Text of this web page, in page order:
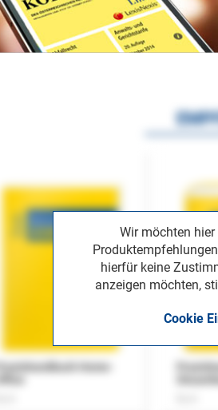
Wir möchten
hierfür keine
anzeigen möchten,
Cookie
Praxishandbuch Home-